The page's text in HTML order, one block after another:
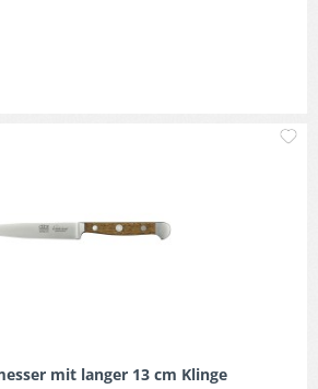
mit langer 13 cm Klinge